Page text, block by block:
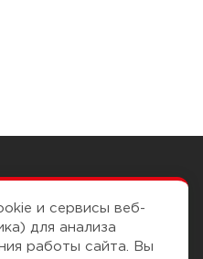
и сервисы веб-
для анализа
работы сайта. Вы